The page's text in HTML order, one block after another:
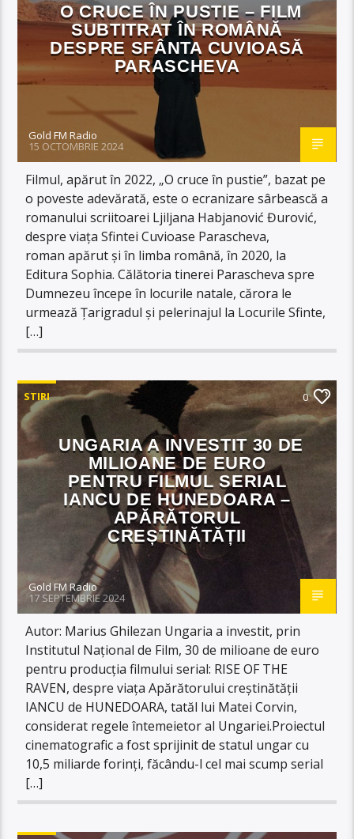
O CRUCE ÎN PUSTIE – FILM
SUBTITRAT ÎN ROMÂNĂ
DESPRE SFÂNTA CUVIOASĂ
PARASCHEVA
Gold FM Radio
15 OCTOMBRIE 2024
Filmul, apărut în 2022, „O cruce în pustie”, bazat pe
o poveste adevărată, este o ecranizare sârbească a
romanului scriitoarei Ljiljana Habjanović Đurović,
despre viața Sfintei Cuvioase Parascheva,
roman apărut și în limba română, în 2020, la
Editura Sophia. Călătoria tinerei Parascheva spre
Dumnezeu începe în locurile natale, cărora le
urmează Țarigradul și pelerinajul la Locurile Sfinte,
[…]
STIRI 0
UNGARIA A INVESTIT 30 DE
MILIOANE DE EURO
PENTRU FILMUL SERIAL
IANCU DE HUNEDOARA –
APĂRĂTORUL
CREȘTINĂTĂȚII
Gold FM Radio
17 SEPTEMBRIE 2024
Autor: Marius Ghilezan Ungaria a investit, prin
Institutul Național de Film, 30 de milioane de euro
pentru producția filmului serial: RISE OF THE
RAVEN, despre viața Apărătorului creștinătății
IANCU de HUNEDOARA, tatăl lui Matei Corvin,
considerat regele întemeietor al Ungariei.Proiectul
cinematografic a fost sprijinit de statul ungar cu
10,5 miliarde forinți, făcându-l cel mai scump serial
[…]